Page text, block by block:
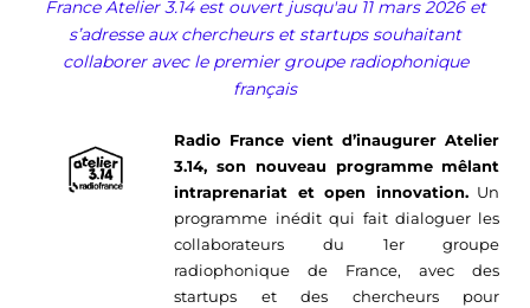
France Atelier 3.14 est ouvert jusqu'au 11 mars 2026 et
s’adresse aux chercheurs et startups souhaitant
collaborer avec le premier groupe radiophonique
français
Radio France vient d’inaugurer Atelier
3.14, son nouveau programme mêlant
intraprenariat et open innovation.Un
programme inédit qui fait dialoguer les
collaborateurs du 1er groupe
radiophonique de France, avec des
startups et des chercheurs pour